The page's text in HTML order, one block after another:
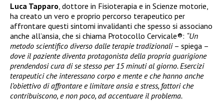
Luca Tapparo , dottore in Fisioterapia e in Scienze motorie,
ha creato un vero e proprio percorso terapeutico per
affrontare questi sintomi invalidanti che spesso si associano
anche all’ansia, che si chiama Protocollo Cervicale®: “Un
metodo scientifico diverso dalle terapie tradizionali– spiega –
dove il paziente diventa protagonista della propria guarigione
prendendosi cura di se stesso per 15 minuti al giorno. Esercizi
terapeutici che interessano corpo e mente e che hanno anche
l’obiettivo di affrontare e limitare ansia e stress, fattori che
contribuiscono, e non poco, ad accentuare il problema.